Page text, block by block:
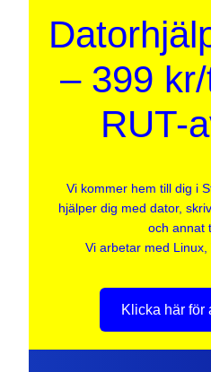
– 399
RUT-
Vi kommer hem till dig i
hjälper dig med dator,
och annat
Vi arbetar med Linux,
Klicka här för